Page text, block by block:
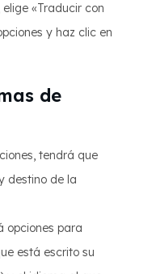
«Traducir con
y haz clic en
de
tendrá que
destino de la
opciones para
está escrito su